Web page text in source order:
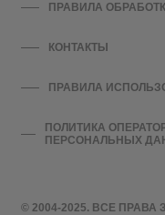
© 2004-2025. ВСЕ
ПРАВИЛА
КОНТАКТЫ
ПРАВИЛА
ПОЛИТИКА
ПЕРСОНАЛЬНЫХ